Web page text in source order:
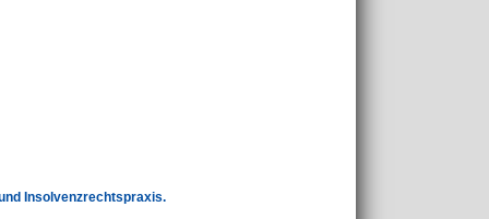
Insolvenzrechtspraxis.